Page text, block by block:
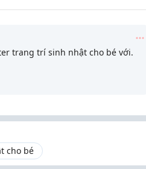
trang trí sinh nhật cho bé với.
cho bé